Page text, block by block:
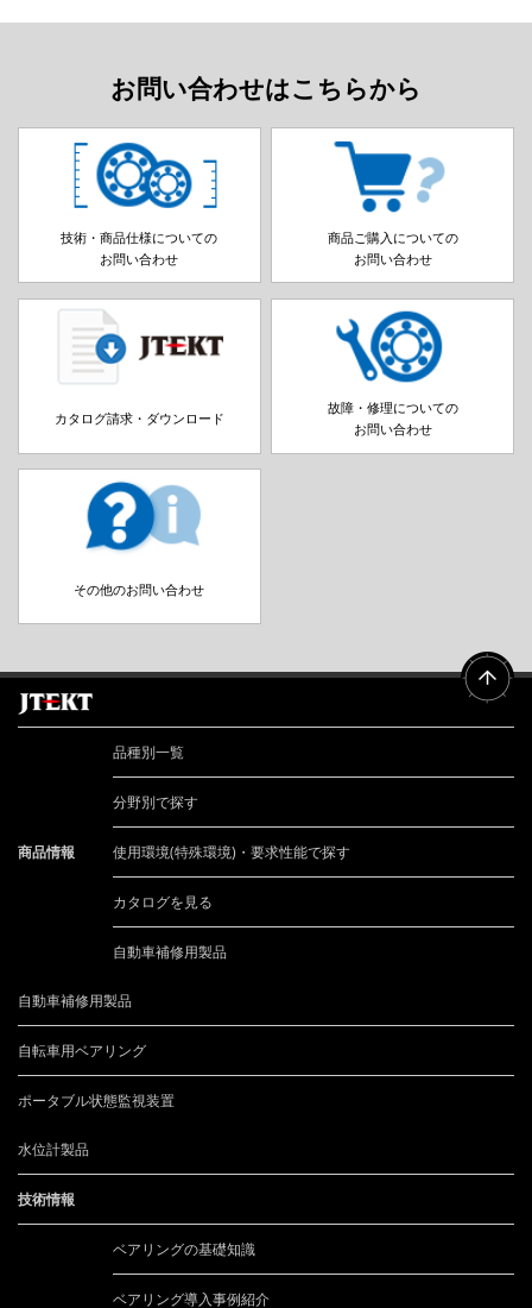
お問い合わせはこちらから
技術・商品仕様についての
お問い合わせ
商品ご購入についての
お問い合わせ
カタログ請求・ダウンロード
故障・修理についての
お問い合わせ
その他のお問い合わせ
商品情報
品種別一覧
分野別で探す
使用環境(特殊環境)・要求性能で探す
カタログを見る
自動車補修用製品
自動車補修用製品
自転車用ベアリング
ポータブル状態監視装置
水位計製品
技術情報
ベアリングの基礎知識
ベアリング導入事例紹介